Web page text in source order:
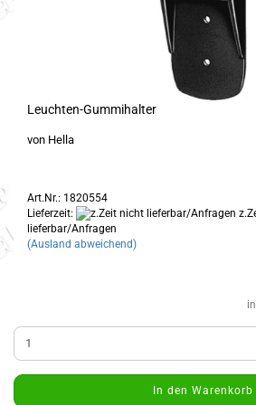
Leuchten-Gummihalter
von Hella
Art.Nr.: 1820554
Lieferzeit:
lieferbar/Anfragen
(Ausland abweichend)
In den Warenkorb